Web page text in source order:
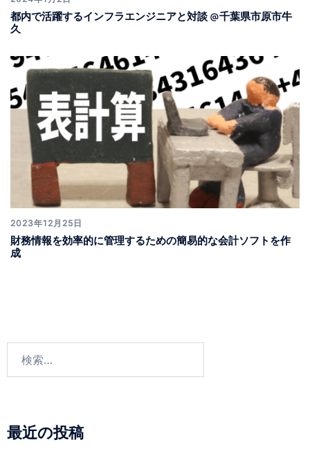
都内で活躍するインフラエンジニアと対談 @千葉県市原市牛
久
2023年12月25日
財務情報を効率的に管理するための簡易的な会計ソフトを作
成
最近の投稿